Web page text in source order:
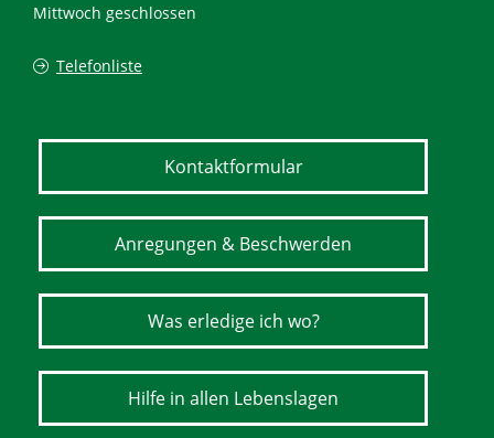
Mittwoch geschlossen
Telefonliste
Kontaktformular
Anregungen & Beschwerden
Was erledige ich wo?
Hilfe in allen Lebenslagen